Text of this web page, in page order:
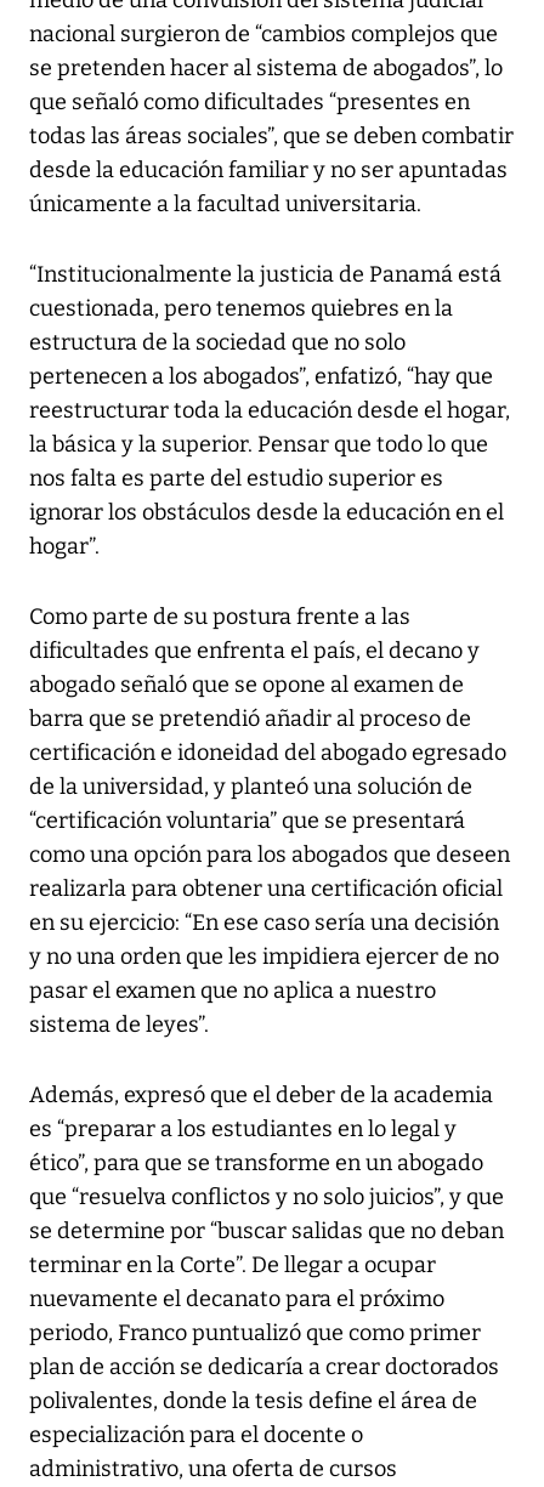
nacional surgieron de “cambios complejos que
se pretenden hacer al sistema de abogados”, lo
que señaló como dificultades “presentes en
todas las áreas sociales”, que se deben combatir
desde la educación familiar y no ser apuntadas
únicamente a la facultad universitaria.
“Institucionalmente la justicia de Panamá está
cuestionada, pero tenemos quiebres en la
estructura de la sociedad que no solo
pertenecen a los abogados”, enfatizó, “hay que
reestructurar toda la educación desde el hogar,
la básica y la superior. Pensar que todo lo que
nos falta es parte del estudio superior es
ignorar los obstáculos desde la educación en el
hogar”.
Como parte de su postura frente a las
dificultades que enfrenta el país, el decano y
abogado señaló que se opone al examen de
barra que se pretendió añadir al proceso de
certificación e idoneidad del abogado egresado
de la universidad, y planteó una solución de
“certificación voluntaria” que se presentará
como una opción para los abogados que deseen
realizarla para obtener una certificación oficial
en su ejercicio: “En ese caso sería una decisión
y no una orden que les impidiera ejercer de no
pasar el examen que no aplica a nuestro
sistema de leyes”.
Además, expresó que el deber de la academia
es “preparar a los estudiantes en lo legal y
ético”, para que se transforme en un abogado
que “resuelva conflictos y no solo juicios”, y que
se determine por “buscar salidas que no deban
terminar en la Corte”. De llegar a ocupar
nuevamente el decanato para el próximo
periodo, Franco puntualizó que como primer
plan de acción se dedicaría a crear doctorados
polivalentes, donde la tesis define el área de
especialización para el docente o
administrativo, una oferta de cursos